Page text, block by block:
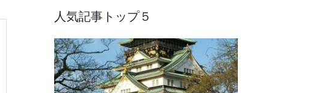
人気記事トップ５